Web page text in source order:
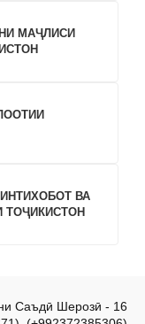
МАҶЛИСИ
ВА
ТОҶИКИСТОН
Саъдӣ Шерозӣ - 16